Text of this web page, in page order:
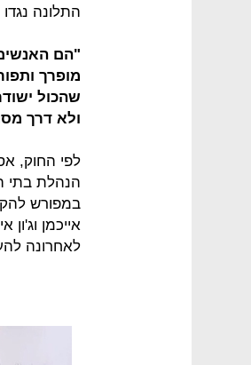
התלונה
"הם
מופרך
שהכול
ולא דרך
לפי החוק,
הנהלת בתי
במפורש
אייכמן וג'ון
לאחרונה